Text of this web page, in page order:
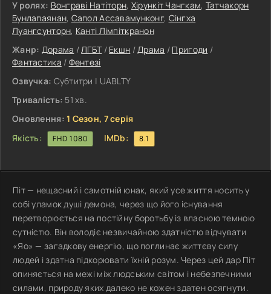
У ролях: Вонграві Натіторн, Хірункіт Чангкам, Татчакорн
Бунлапаянан, Сапол Ассавамунконг, Сінгха
Луангсунторн, Канті Лімпіткранон
Жанр: Дорама /ЛГБТ/ Екшн /Драма / Пригоди /
Фантастика / Фентезі
Озвучка: Субтитри | UABLTY
Тривалість: 51 хв.
Оновлення: 1 Сезон, 7 серія
Якість:
FHD 1080 IMDb: 8.1
Піт — нещасний і самотній юнак, який усе життя носить у
собі уламок душі демона, через що його існування
перетворюється на постійну боротьбу із власною темною
сутністю. Він володіє незвичайною здатністю відчувати
«Яо» — загадкову енергію, що поглинає життєву силу
людей і здатна підкорювати їхній розум. Через цей дар Піт
опиняється на межі між людським світом і небезпечними
силами, природу яких далеко не кожен здатен осягнути.